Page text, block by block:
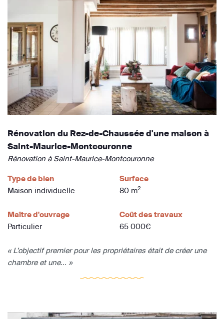
Rénovation du Rez-de-Chaussée d'une maison à
Saint-Maurice-Montcouronne
Rénovation à Saint-Maurice-Montcouronne
Type de bien
Maison individuelle
Surface
80 m2
Maître d'ouvrage
Particulier
Coût des travaux
65 000€
« L’objectif premier pour les propriétaires était de créer une
chambre et une... »